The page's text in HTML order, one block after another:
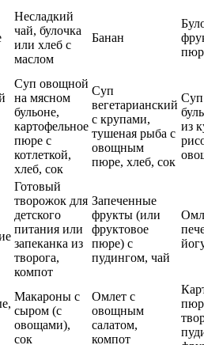
Несладкий
чай, булочка
или хлеб с
маслом
Банан
Суп овощной
на мясном
бульоне,
картофельное
пюре с
котлеткой,
хлеб, сок
Суп
вегетарианский
с крупами,
тушеная рыба с
овощным
пюре, хлеб, сок
Суп
из
Готовый
творожок для
детского
питания или
запеканка из
творога,
компот
Запеченные
фрукты (или
фруктовое
пюре) с
пудингом, чай
Макароны с
сыром (с
овощами),
сок
Омлет с
овощным
салатом,
компот